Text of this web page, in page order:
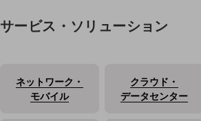
モバイルサービス
端末の一元管理
サービス・ソリューション
ネットワーク・
モバイル
クラウド・
データセンター